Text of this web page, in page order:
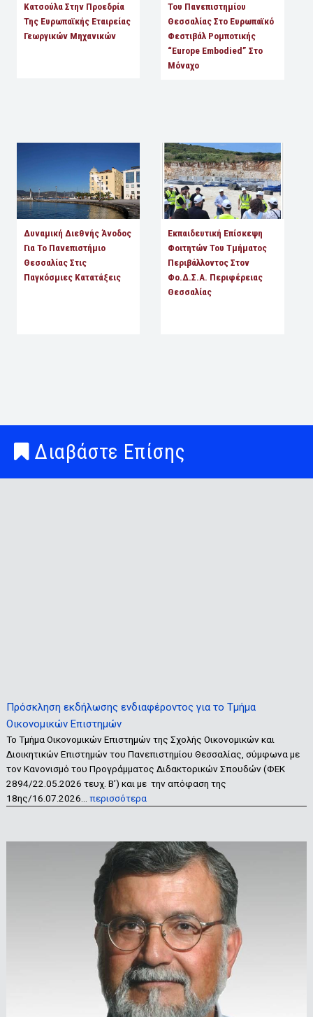
Κατσούλα Στην Προεδρία
Της Ευρωπαϊκής Εταιρείας
Γεωργικών Μηχανικών
Του Πανεπιστημίου
Θεσσαλίας Στο Ευρωπαϊκό
Φεστιβάλ Ρομποτικής
“Europe Embodied” Στο
Μόναχο
Δυναμική Διεθνής Άνοδος
Για Το Πανεπιστήμιο
Θεσσαλίας Στις
Παγκόσμιες Κατατάξεις
Εκπαιδευτική Επίσκεψη
Φοιτητών Του Τμήματος
Περιβάλλοντος Στον
Φο.Δ.Σ.Α. Περιφέρειας
Θεσσαλίας
Διαβάστε Επίσης
Πρόσκληση εκδήλωσης ενδιαφέροντος για το Τμήμα
Οικονομικών Επιστημών
Το Τμήμα Οικονομικών Επιστημών της Σχολής Οικονομικών και
Διοικητικών Επιστημών του Πανεπιστημίου Θεσσαλίας, σύμφωνα με
τον Κανονισμό του Προγράμματος Διδακτορικών Σπουδών (ΦΕΚ
2894/22.05.2026 τευχ. Β’) και με την απόφαση της
18ης/16.07.2026… περισσότερα